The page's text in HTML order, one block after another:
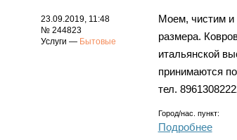
23.09.2019, 11:48
№ 244823
Услуги — Бытовые
Моем, чистим и
размера.
итальянской
принимаются
тел.
Город/нас. пункт:
Подробнее